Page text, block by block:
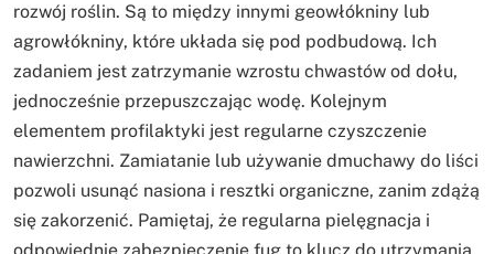
rozwój roślin. Są to między innymi geowłókniny lub
agrowłókniny, które układa się pod podbudową. Ich
zadaniem jest zatrzymanie wzrostu chwastów od dołu,
jednocześnie przepuszczając wodę. Kolejnym
elementem profilaktyki jest regularne czyszczenie
nawierzchni. Zamiatanie lub używanie dmuchawy do liści
pozwoli usunąć nasiona i resztki organiczne, zanim zdążą
się zakorzenić. Pamiętaj, że regularna pielęgnacja i
odpowiednie zabezpieczenie fug to klucz do utrzymania